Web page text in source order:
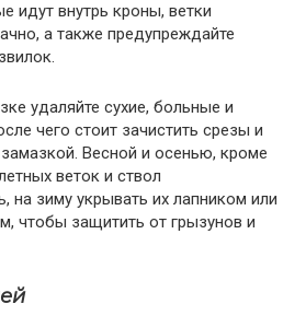
идут внутрь кроны, ветки
а также предупреждайте
удаляйте сухие, больные и
чего стоит зачистить срезы и
Весной и осенью, кроме
веток и ствол
на зиму укрывать их лапником или
чтобы защитить от грызунов и